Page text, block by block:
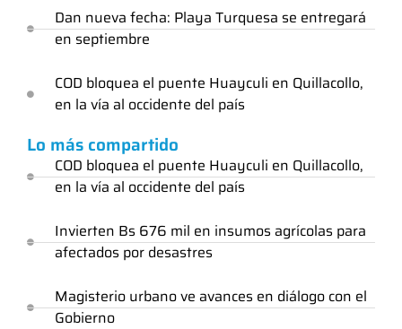
Dan nueva fecha: Playa Turquesa se entregará
en septiembre
COD bloquea el puente Huayculi en Quillacollo,
en la vía al occidente del país
Lo más compartido
COD bloquea el puente Huayculi en Quillacollo,
en la vía al occidente del país
Invierten Bs 676 mil en insumos agrícolas para
afectados por desastres
Magisterio urbano ve avances en diálogo con el
Gobierno